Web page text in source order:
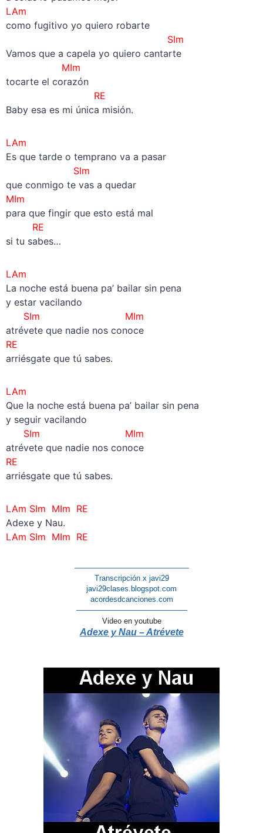
LAm
como fugitivo yo quiero robarte
SIm
Vamos que a capela yo quiero cantarte
MIm
tocarte el corazón
RE
Baby esa es mi única misión.
LAm
Es que tarde o temprano va a pasar
SIm
que conmigo te vas a quedar
MIm
para que fingir que esto está mal
RE
si tu sabes…
LAm
La noche está buena pa’ bailar sin pena
y estar vacilando
SIm MIm
atrévete que nadie nos conoce
RE
arriésgate que tú sabes.
LAm
Que la noche está buena pa’ bailar sin pena
y seguir vacilando
SIm MIm
atrévete que nadie nos conoce
RE
arriésgate que tú sabes.
LAm SIm MIm RE
Adexe y Nau.
LAm SIm MIm RE
———————————————
Transcripción x javi29
javi29clases.blogspot.com
acordesdcanciones.com
——————————————–
Video en youtube
Adexe y Nau – Atrévete